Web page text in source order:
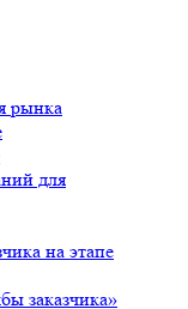
рынка
для
на этапе
заказчика»